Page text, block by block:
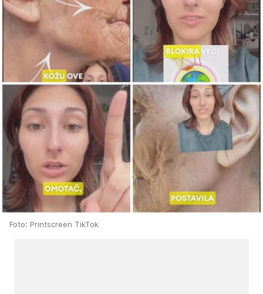
Foto: Printscreen TikTok